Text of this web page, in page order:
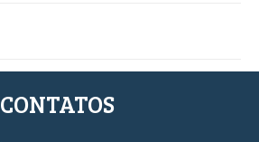
CONTATOS